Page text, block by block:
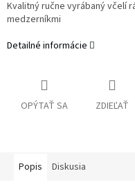
Kvalitný ručne vyrábaný včelí
medzerníkmi
Detailné informácie
OPÝTAŤ SA ZDIEĽAŤ
Popis Diskusia